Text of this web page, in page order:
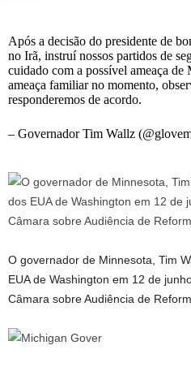
Após a decisão do presidente de
no Irã, instruí nossos partidos de
cuidado com a possível ameaça de
ameaça familiar no momento,
responderemos de acordo.
– Governador Tim Wallz
O governador de Minnesota, Tim
EUA de Washington em 12 de
Câmara sobre Audiência de